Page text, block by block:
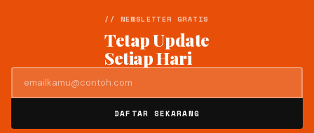
// NEWSLETTER GRATIS
Tetap Update
Setiap Hari
DAFTAR SEKARANG